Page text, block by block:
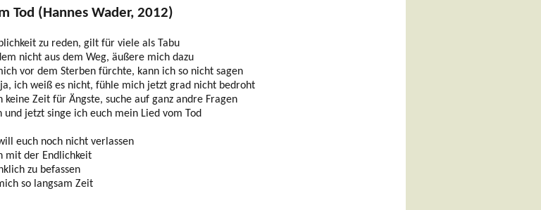
Tod (Hannes Wader, 2012)
zu reden, gilt für viele als Tabu
nicht aus dem Weg, äußere mich dazu
vor dem Sterben fürchte, kann ich so nicht sagen
ich weiß es nicht, fühle mich jetzt grad nicht bedroht
keine Zeit für Ängste, suche auf ganz andre Fragen
und jetzt singe ich euch mein Lied vom Tod
euch noch nicht vеrlassen
mit der Endlichkeit
zu befassen
so langsam Zeit